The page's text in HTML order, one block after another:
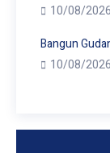
10/08/2026
Bangun
10/08/2026